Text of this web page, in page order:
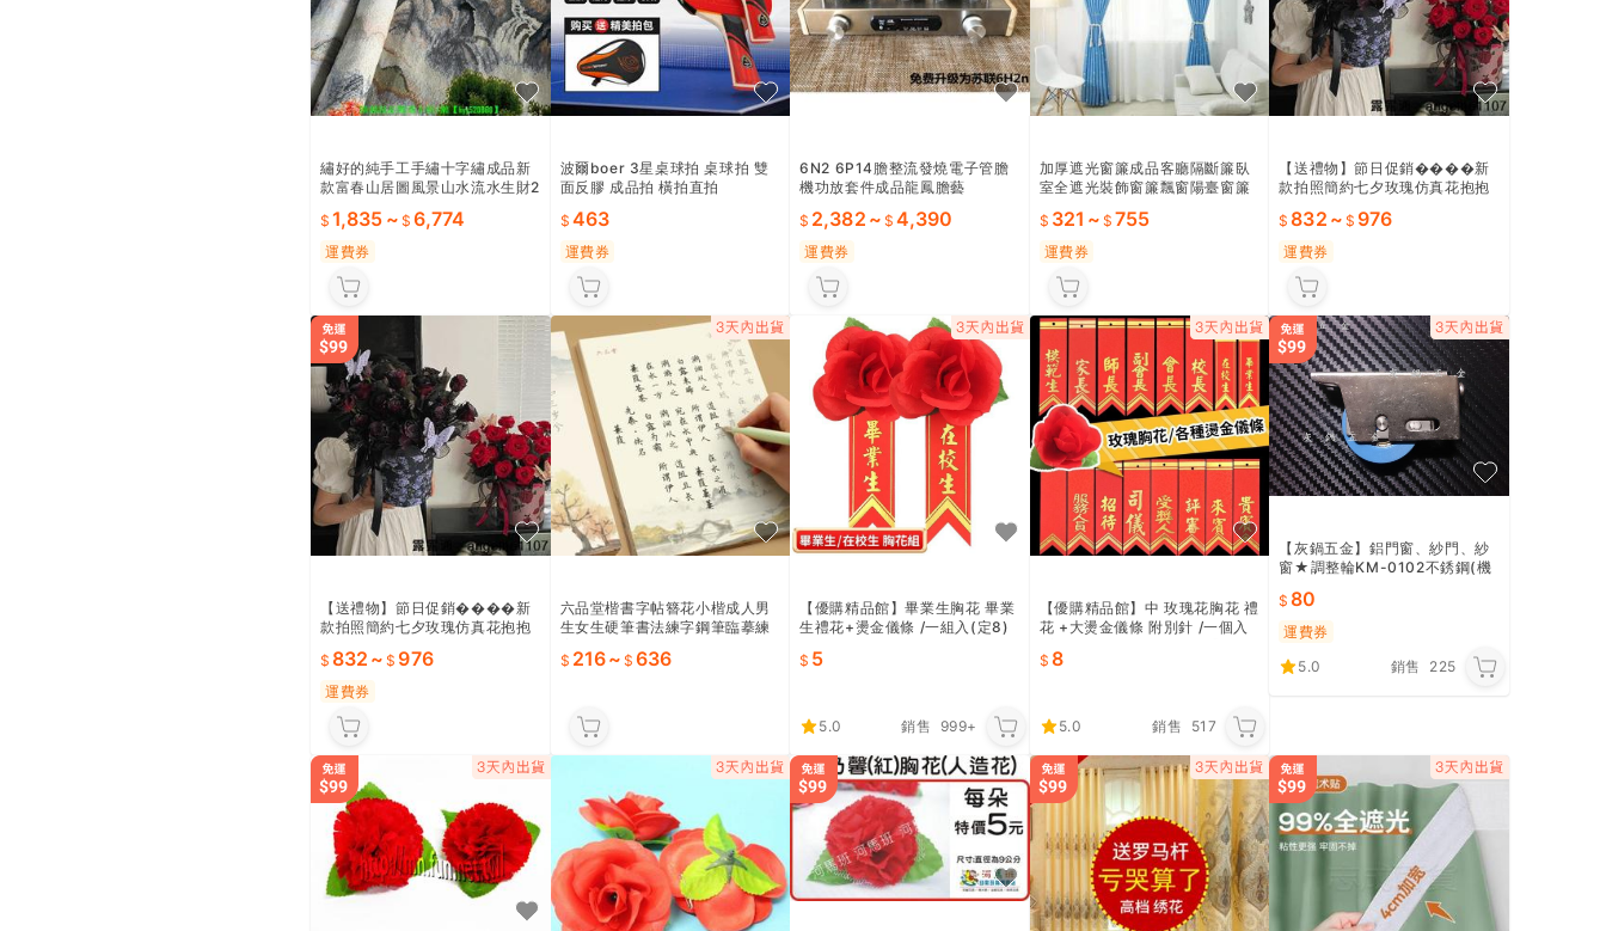
繡好的純手工手繡十字繡成品新
款富春山居圖風景山水流水生財2
1,835 ~ 6,774
運費券
波爾boer 3星桌球拍 桌球拍 雙
面反膠 成品拍 橫拍直拍
463
運費券
6N2 6P14膽整流發燒電子管膽
機功放套件成品龍鳳膽藝
2,382 ~ 4,390
運費券
加厚遮光窗簾成品客廳隔斷簾臥
室全遮光裝飾窗簾飄窗陽臺窗簾
321 ~ 755
運費券
【送禮物】節日促銷����新
款拍照簡約七夕玫瑰仿真花抱抱
生 ~
832 ~ 976
運費券
【送禮物】節日促銷����新
款拍照簡約七夕玫瑰仿真花抱抱
生 ~
832 ~ 976
運費券
六品堂楷書字帖簪花小楷成人男
生女生硬筆書法練字鋼筆臨摹練
216~ 636
【優購精品館】畢業生胸花 畢業
生禮花+燙金儀條 /一組入(定8)
5
5.0 銷售 999+
【優購精品館】中 玫瑰花胸花 禮
花 +大燙金儀條 附別針 /一個入
條 禮花胸花 畢業
8
5.0 銷售 517
【灰鍋五金】鋁門窗、紗門、紗
窗★調整輪KM-0102不銹鋼(機
密窗輪 適用力霸慶光等
80
運費券
5.0
銷售 225